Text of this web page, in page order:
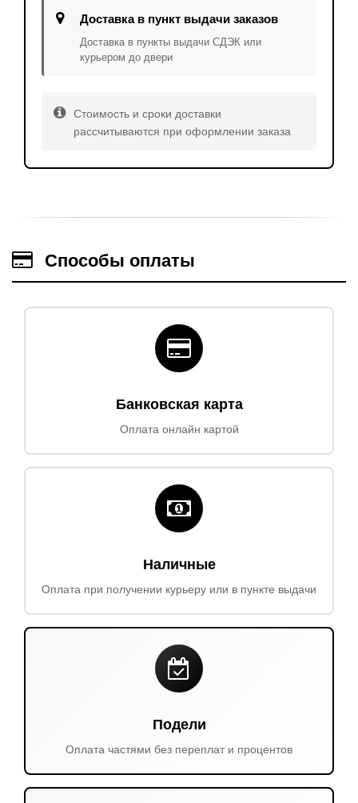
Доставка в пункт выдачи заказов
Доставка в пункты выдачи СДЭК или
курьером до двери
Стоимость и сроки доставки
рассчитываются при оформлении заказа
Способы оплаты
Банковская карта
Оплата онлайн картой
Наличные
Оплата при получении курьеру или в пункте выдачи
Подели
Оплата частями без переплат и процентов